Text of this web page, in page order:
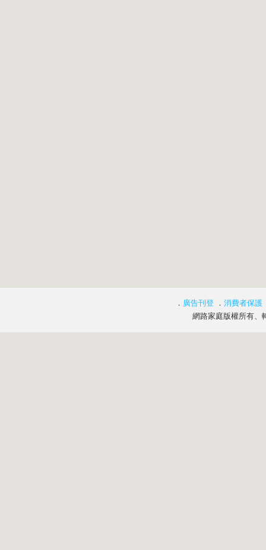
． 廣告刊登 ． 消費者保護
網路家庭版權所有、